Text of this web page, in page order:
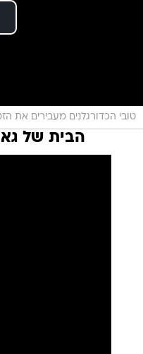
טובי הכדורגלנים מעבירים את
הבית של